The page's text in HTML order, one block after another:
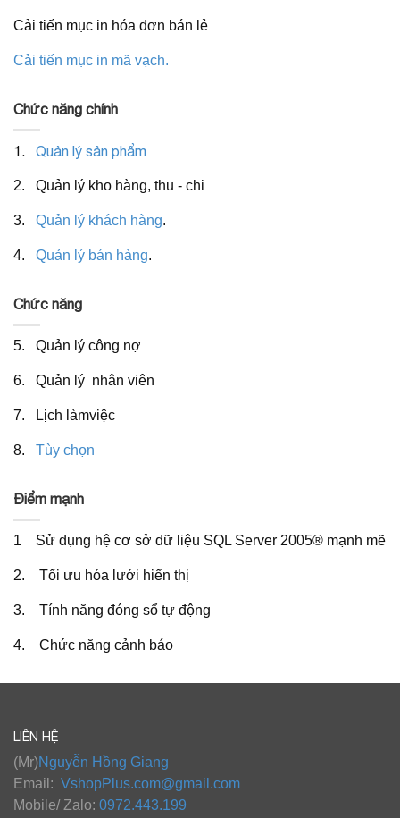
Cải tiến mục in hóa đơn bán lẻ
Cải tiến mục in mã vạch.
Chức năng chính
1. Quản lý sản phẩm
2. Quản lý kho hàng, thu - chi
3. Quản lý khách hàng.
4. Quản lý bán hàng.
Chức năng
5. Quản lý công nợ
6. Quản lý nhân viên
7. Lịch làmviệc
8. Tùy chọn
Điểm mạnh
1 Sử dụng hệ cơ sở dữ liệu SQL Server 2005® mạnh mẽ
2. Tối ưu hóa lưới hiển thị
3. Tính năng đóng sổ tự động
4. Chức năng cảnh báo
LIÊN HỆ
(Mr)Nguyễn Hồng Giang
Email: VshopPlus.com@gmail.com
Mobile/ Zalo: 0972.443.199